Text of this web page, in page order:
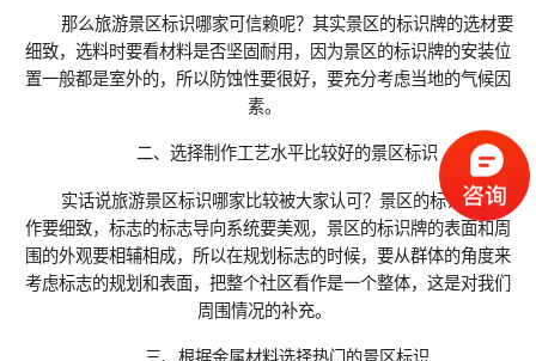
那么旅游景区标识哪家可信赖呢？其实景区的标识牌的选材要
细致，选料时要看材料是否坚固耐用，因为景区的标识牌的安装位
置一般都是室外的，所以防蚀性要很好，要充分考虑当地的气候因
素。
二、选择制作工艺水平比较好的景区标识
实话说旅游景区标识哪家比较被大家认可？景区的标识牌的制
作要细致，标志的标志导向系统要美观，景区的标识牌的表面和周
围的外观要相辅相成，所以在规划标志的时候，要从群体的角度来
考虑标志的规划和表面，把整个社区看作是一个整体，这是对我们
周围情况的补充。